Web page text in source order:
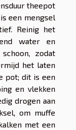
theepot
een mengsel
Reinig het
water en
zodat
het laten
pot; dit is een
en vlekken
drogen aan
om muffe
met een